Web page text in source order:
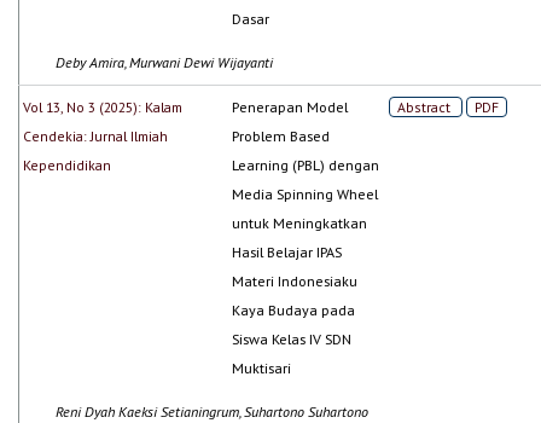
Dasar
Deby Amira, Murwani Dewi Wijayanti
Vol 13, No 3 (2025): Kalam
Cendekia: Jurnal Ilmiah
Kependidikan
Penerapan Model
Problem Based
Learning (PBL) dengan
Media Spinning Wheel
untuk Meningkatkan
Hasil Belajar IPAS
Materi Indonesiaku
Kaya Budaya pada
Siswa Kelas IV SDN
Muktisari
Abstract PDF
Reni Dyah Kaeksi Setianingrum, Suhartono Suhartono